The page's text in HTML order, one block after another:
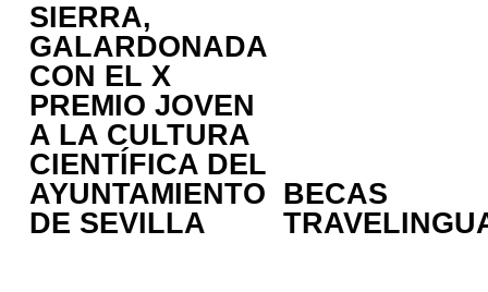
SIERRA,
GALARDONADA
CON EL X
PREMIO JOVEN
A LA CULTURA
CIENTÍFICA DEL
AYUNTAMIENTO
DE SEVILLA
BECAS